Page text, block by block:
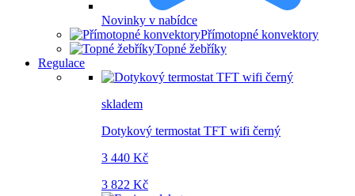
Novinky v nabídce
Přímotopné konvektory
Topné žebříky
Regulace
skladem
Dotykový termostat TFT wifi černý
3 440 Kč
3 822 Kč